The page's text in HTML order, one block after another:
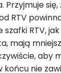
Przyjmuje się,
RTV
RTV,
mają
aby
nie